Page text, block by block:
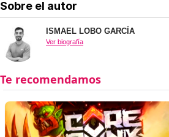
Sobre el autor
ISMAEL LOBO GARCÍA
Ver biografía